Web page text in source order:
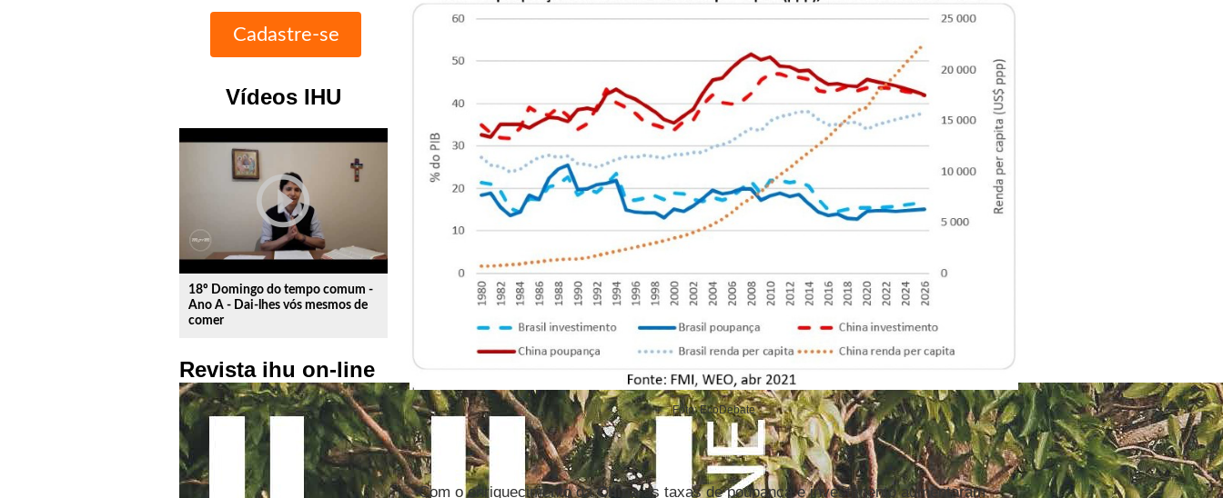
Vídeos IHU
play_circle_outline
18º Domingo do tempo comum -
Ano A - Dai-lhes vós mesmos de
comer
Revista ihu on-line
Foto: EcoDebate
Com o enriquecimento daChinaas taxas de poupança e investimento aumentaram